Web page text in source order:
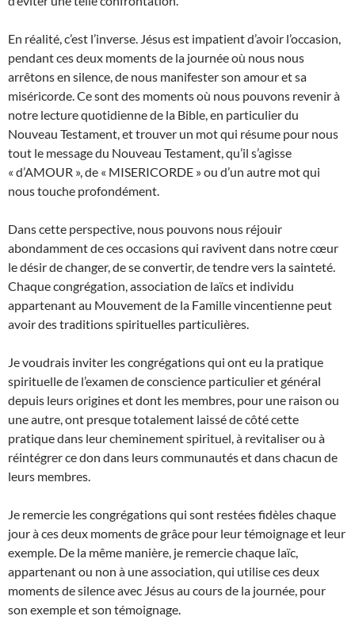
En réalité, c’est l’inverse. Jésus est impatient d’avoir l’occasion,
pendant ces deux moments de la journée où nous nous
arrêtons en silence, de nous manifester son amour et sa
miséricorde. Ce sont des moments où nous pouvons revenir à
notre lecture quotidienne de la Bible, en particulier du
Nouveau Testament, et trouver un mot qui résume pour nous
tout le message du Nouveau Testament, qu’il s’agisse
« d’AMOUR », de « MISERICORDE » ou d’un autre mot qui
nous touche profondément.
Dans cette perspective, nous pouvons nous réjouir
abondamment de ces occasions qui ravivent dans notre cœur
le désir de changer, de se convertir, de tendre vers la sainteté.
Chaque congrégation, association de laïcs et individu
appartenant au Mouvement de la Famille vincentienne peut
avoir des traditions spirituelles particulières.
Je voudrais inviter les congrégations qui ont eu la pratique
spirituelle de l’examen de conscience particulier et général
depuis leurs origines et dont les membres, pour une raison ou
une autre, ont presque totalement laissé de côté cette
pratique dans leur cheminement spirituel, à revitaliser ou à
réintégrer ce don dans leurs communautés et dans chacun de
leurs membres.
Je remercie les congrégations qui sont restées fidèles chaque
jour à ces deux moments de grâce pour leur témoignage et leur
exemple. De la même manière, je remercie chaque laïc,
appartenant ou non à une association, qui utilise ces deux
moments de silence avec Jésus au cours de la journée, pour
son exemple et son témoignage.